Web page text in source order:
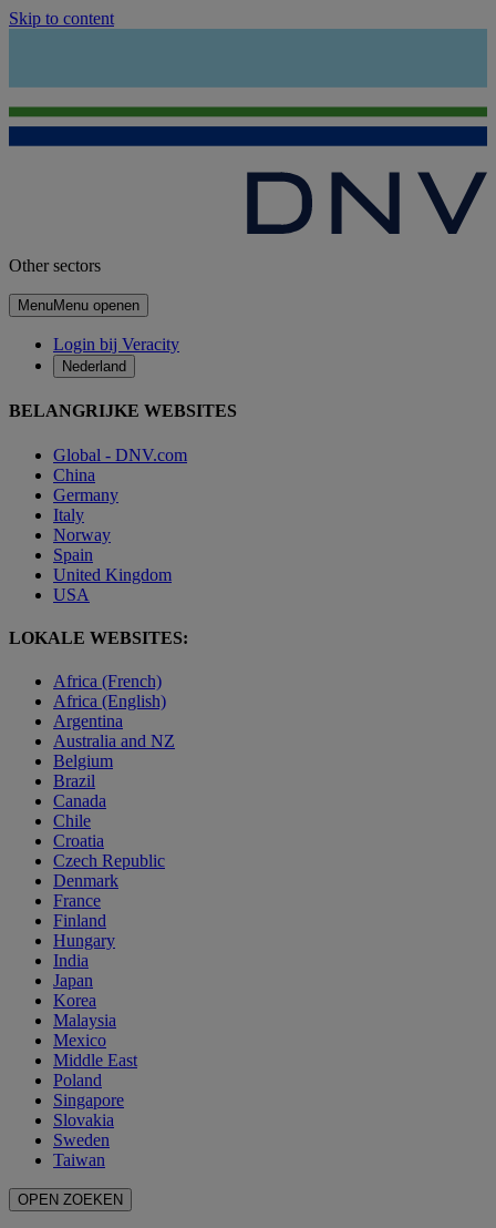
Skip to content
Other sectors
MenuMenu openen
Login bij Veracity
Nederland
BELANGRIJKE WEBSITES
Global - DNV.com
China
Germany
Italy
Norway
Spain
United Kingdom
USA
LOKALE WEBSITES:
Africa (French)
Africa (English)
Argentina
Australia and NZ
Belgium
Brazil
Canada
Chile
Croatia
Czech Republic
Denmark
France
Finland
Hungary
India
Japan
Korea
Malaysia
Mexico
Middle East
Poland
Singapore
Slovakia
Sweden
Taiwan
OPEN ZOEKEN